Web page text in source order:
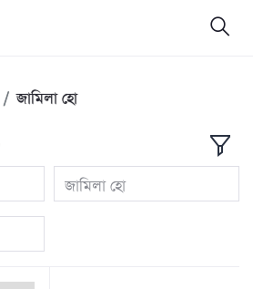
জামিলা হো
জামিলা হো